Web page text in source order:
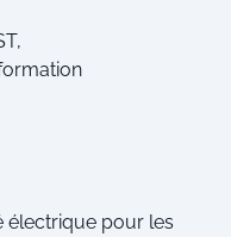
électrique pour les